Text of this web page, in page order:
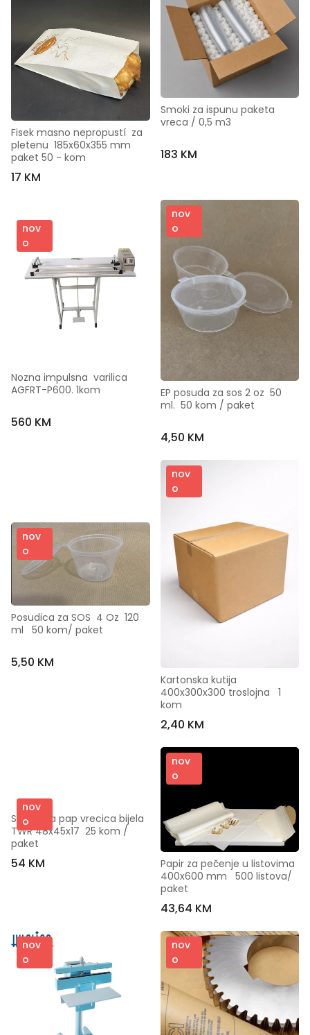
Fisek masno nepropustí  za
pletenu  185x60x355 mm
paket 50 - kom
17 KM
Smoki za ispunu paketa
vreca / 0,5 m3
183 KM
nov
o
Nozna impulsna  varilica
AGFRT-P600. 1kom
560 KM
nov
o
EP posuda za sos 2 oz  50
ml.  50 kom / paket
4,50 KM
nov
o
Posudica za SOS  4 Oz  120
ml   50 kom/ paket
5,50 KM
nov
o
Kartonska kutija
400x300x300 troslojna   1
kom
2,40 KM
nov
o
Stmpana pap vrecica bijela
TWR 48x45x17  25 kom /
paket
54 KM
nov
o
Papir za pečenje u listovima
400x600 mm   500 listova/
paket
43,64 KM
nov
o
nov
o